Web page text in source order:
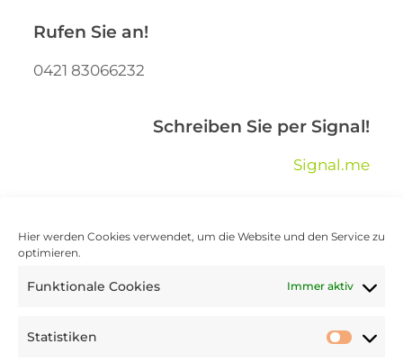
Hier werden Cookies verwendet, um die Website und den Service zu
optimieren.
Funktionale Cookies Immer aktiv
Statistiken
Rufen Sie an!
0421 83066232
Schreiben Sie per Signal!
Signal.me
WhatsApp.me
Hinterlassen Sie Ihre Nachricht inklusive E-